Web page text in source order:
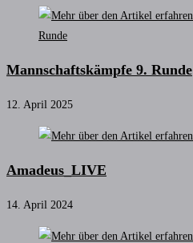
Mannschaftskämpfe 9. Runde
12. April 2025
Amadeus_LIVE
14. April 2024